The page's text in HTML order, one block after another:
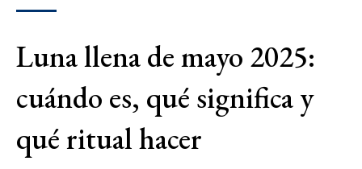
Luna llena de mayo 2025:
cuándo es, qué significa y
qué ritual hacer